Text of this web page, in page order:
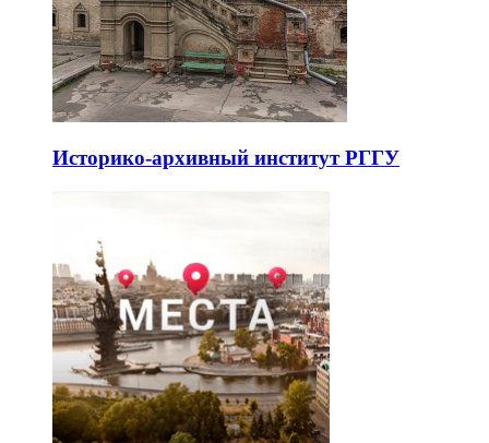
Историко-архивный институт РГГУ